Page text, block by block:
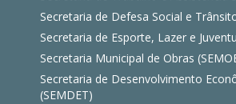
Secretaria de Defesa Social e
Secretaria de Esporte, Lazer e
Secretaria Municipal de Obras
Secretaria de Desenvolvimento
(SEMDET)